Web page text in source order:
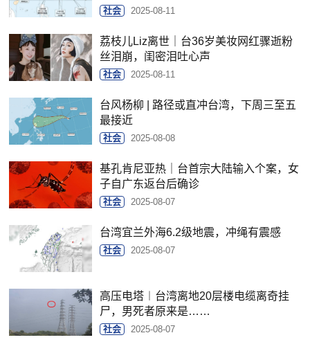
社会 2025-08-11
荔枝儿Liz离世｜台36岁美妆网红骤逝粉
丝泪崩，闺密泪吐心声
社会 2025-08-11
台风杨柳 | 路径或直冲台湾，下周三至五
最接近
社会 2025-08-08
基孔肯尼亚热｜台首宗大陆输入个案，女
子自广东返台后确诊
社会 2025-08-07
台湾宜兰外海6.2级地震，冲绳有震感
社会 2025-08-07
高压电塔︱台湾离地20层楼电缆离奇挂
尸，男死者原来是……
社会 2025-08-07